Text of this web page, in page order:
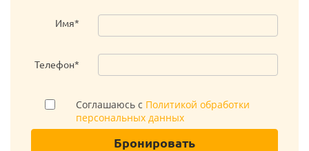
Имя*
Телефон*
Соглашаюсь с Политикой обработки
персональных данных
Бронировать